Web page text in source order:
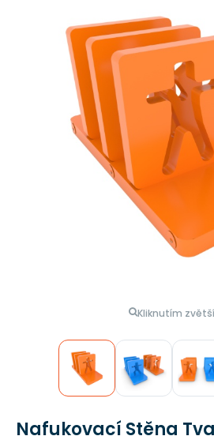
Kliknutím
Nafukovací Stěna